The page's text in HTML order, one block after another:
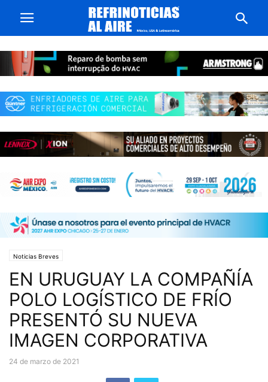
Noticias Breves
EN URUGUAY LA COMPAÑÍA
POLO LOGÍSTICO DE FRÍO
PRESENTÓ SU NUEVA
IMAGEN CORPORATIVA
24 de marzo de 2021